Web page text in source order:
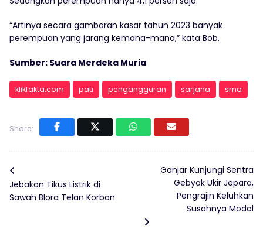
“Artinya secara gambaran kasar tahun 2023 banyak
perempuan yang jarang kemana-mana,” kata Bob.
Sumber: Suara Merdeka Muria
klikfakta.com pati pengangguran sarjana sma
Share:
Jebakan Tikus Listrik di
Sawah Blora Telan Korban
Ganjar Kunjungi Sentra
Gebyok Ukir Jepara,
Pengrajin Keluhkan
Susahnya Modal